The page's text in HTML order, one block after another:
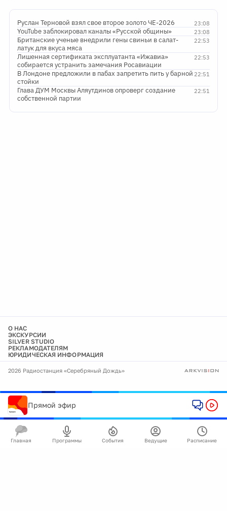
23:08
Руслан Терновой взял свое второе золото ЧЕ-2026
23:08
YouTube заблокировал каналы «Русской общины»
22:53
Британские ученые внедрили гены свиньи в салат-
латук для вкуса мяса
22:53
Лишенная сертификата эксплуатанта «Ижавиа»
собирается устранить замечания Росавиации
22:51
В Лондоне предложили в пабах запретить пить у барной
стойки
22:51
Глава ДУМ Москвы Аляутдинов опроверг создание
собственной партии
О НАС
ЭКСКУРСИИ
SILVER STUDIO
РЕКЛАМОДАТЕЛЯМ
ЮРИДИЧЕСКАЯ ИНФОРМАЦИЯ
2026 Радиостанция «Серебряный Дождь»
Прямой эфир
Главная Программы События Ведущие Расписание